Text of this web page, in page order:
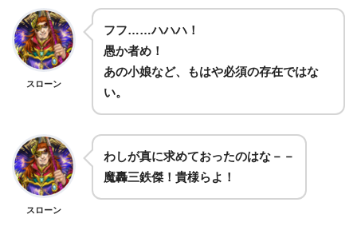
スローン
フフ……ハハハ！
愚か者め！
あの小娘など、もはや必須の存在ではな
い。
スローン
わしが真に求めておったのはな－－
魔轟三鉄傑！貴様らよ！